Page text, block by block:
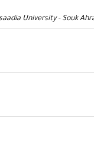
University - Souk